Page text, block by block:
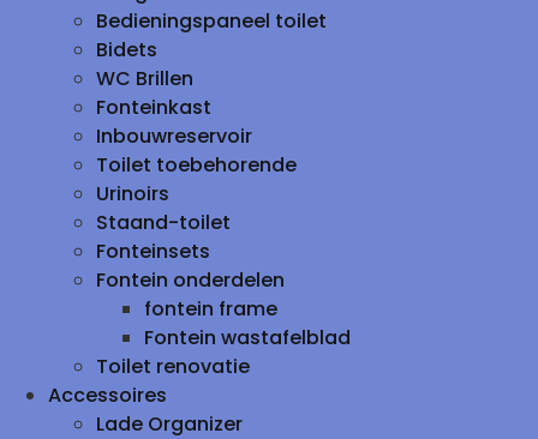
Bedieningspaneel toilet
Bidets
WC Brillen
Fonteinkast
Inbouwreservoir
Toilet toebehorende
Urinoirs
Staand-toilet
Fonteinsets
Fontein onderdelen
fontein frame
Fontein wastafelblad
Toilet renovatie
Accessoires
Lade Organizer